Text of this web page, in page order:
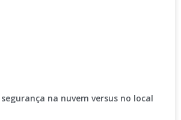
na nuvem versus no local